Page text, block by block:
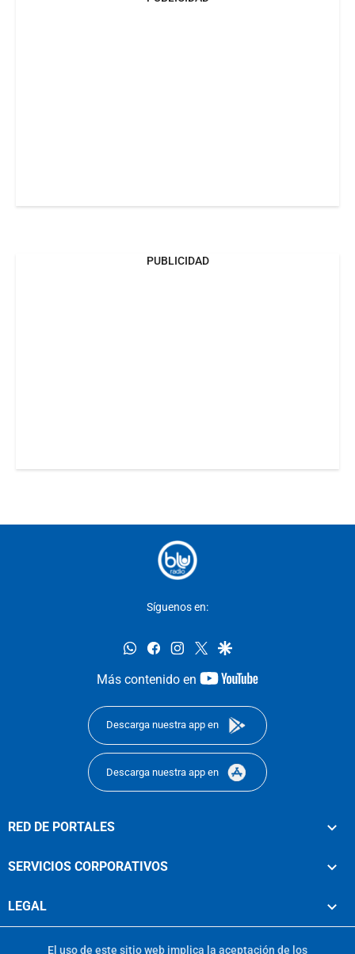
PUBLICIDAD
Síguenos en:
whatsappfacebookinstagram
twittergoogle
Más contenido en
youtube-
Descarga nuestra app en
Descarga nuestra app en
RED DE PORTALES
SERVICIOS CORPORATIVOS
LEGAL
El uso de este sitio web implica la aceptación de los